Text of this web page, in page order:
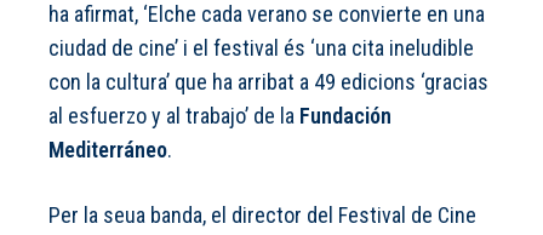
ha afirmat, ‘Elche cada verano se convierte en una
ciudad de cine’ i el festival és ‘una cita ineludible
con la cultura’ que ha arribat a 49 edicions ‘gracias
al esfuerzo y al trabajo’ de la Fundación
Mediterráneo.
Per la seua banda, el director del Festival de Cine